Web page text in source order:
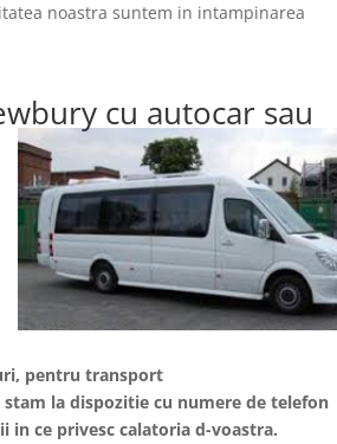
noastra suntem in intampinarea
cu autocar sau
pentru transport
la dispozitie cu numere de telefon
in ce privesc calatoria d-voastra.